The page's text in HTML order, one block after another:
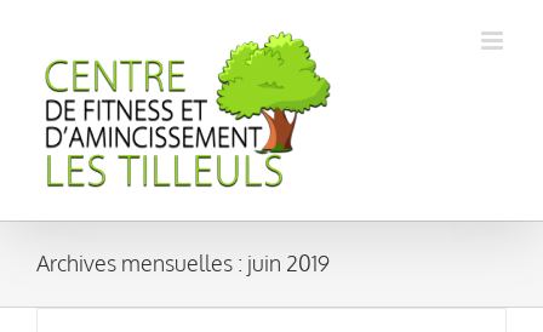
contenu
Archives mensuelles : juin 2019